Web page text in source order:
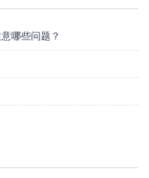
哪些问题？